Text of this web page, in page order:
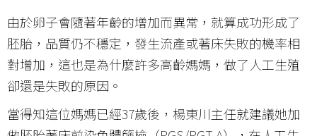
由於卵子會隨著年齡的增加而異常，就算成功形成了
胚胎，品質仍不穩定，發生流產或著床失敗的機率相
對增加，這也是為什麼許多高齡媽媽，做了人工生殖
卻還是失敗的原因。
當得知這位媽媽已經37歲後，楊東川主任就建議她加